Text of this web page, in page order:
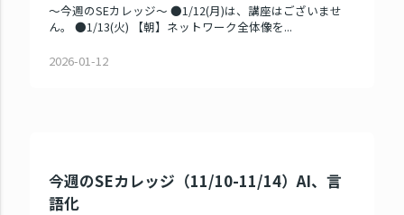
～今週のSEカレッジ～ ●1/12(月)は、講座はございませ
ん。 ●1/13(火) 【朝】ネットワーク全体像を...
2026-01-12
今週のSEカレッジ（11/10-11/14）AI、言
語化